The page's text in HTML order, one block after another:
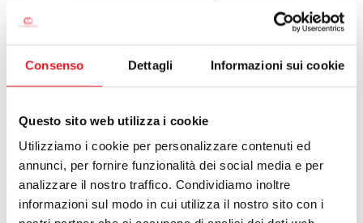
Consenso Dettagli Informazioni sui cookie
Questo sito web utilizza i cookie
Utilizziamo i cookie per personalizzare contenuti ed
annunci, per fornire funzionalità dei social media e per
analizzare il nostro traffico. Condividiamo inoltre
informazioni sul modo in cui utilizza il nostro sito con i
Memorial Sermidi
Si chiude con grande soddisfazione degli organizzatori il week
prima fascia, incontri avvincenti, beneficenza ed un vincitore
E’ infatti la coppia composta dal virgilianoFrancesco Cattini
(3.1) e dal cremonese Andrea Oneta(3.4 e campione
regionale) ad aggiudicarsi il primo posto del torneo Fit da
1.000, che ha richiamato a Mantova nomi di grande calibro del